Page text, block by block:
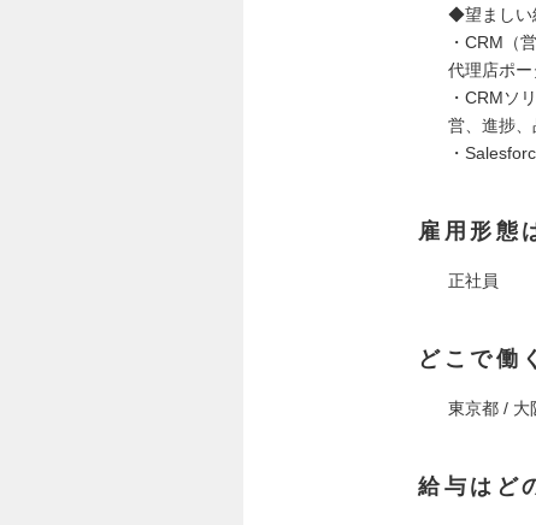
◆望ましい
・CRM（
代理店ポ
・CRMソ
営、進捗
・
雇用形態
正社員
どこで働
東京都 / 大
給与はど